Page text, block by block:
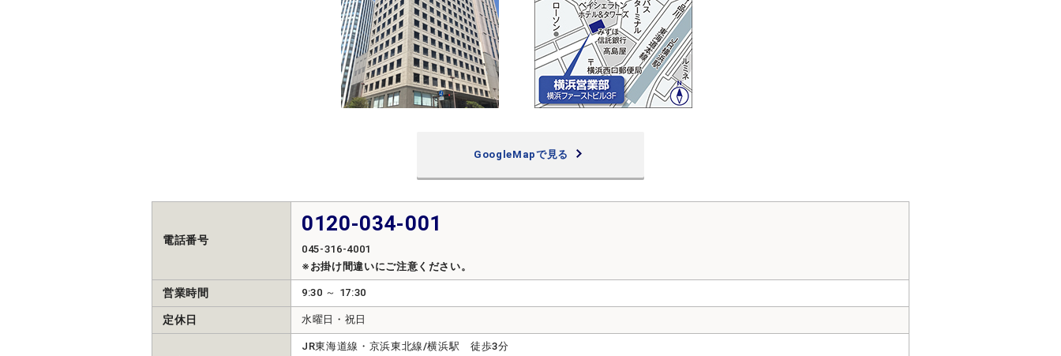
GoogleMapで見る
電話番号
0120-034-001
045-316-4001
※お掛け間違いにご注意ください。
営業時間 9:30 ～ 17:30
定休日 水曜日・祝日
JR東海道線・京浜東北線/横浜駅 徒歩3分